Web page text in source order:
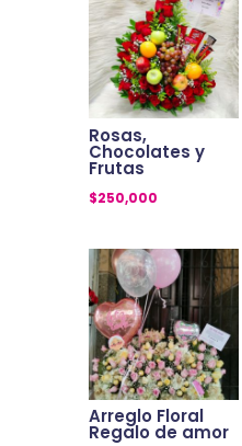
Rosas,
Chocolates y
Frutas
$250,000
Arreglo Floral
Regalo de amor